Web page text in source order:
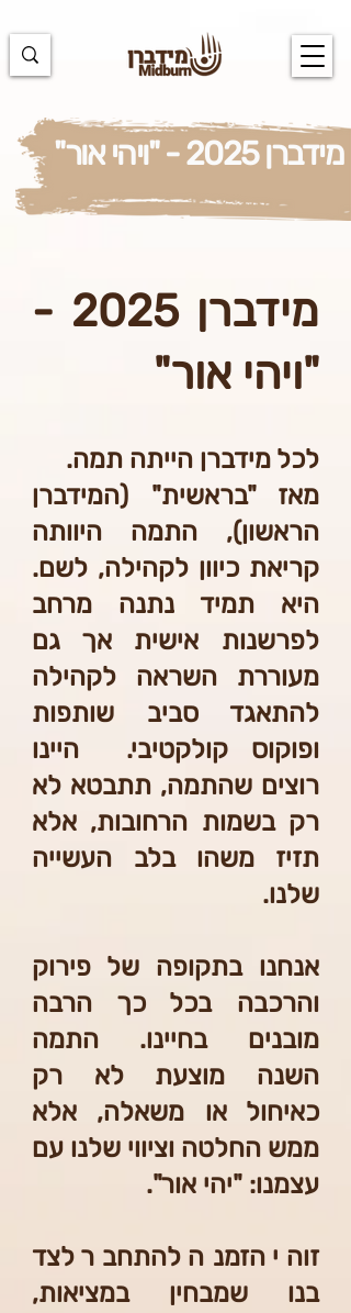
מידברן 2025 - "ויהי אור"
מידברן 2025 -
"ויהי אור"
לכל מידברן הייתה תמה.
מאז "בראשית" (המידברן
הראשון), התמה היוותה
קריאת כיוון לקהילה, לשם.
היא תמיד נתנה מרחב
לפרשנות אישית אך גם
מעוררת השראה לקהילה
להתאגד סביב שותפות
ופוקוס קולקטיבי. היינו
רוצים שהתמה, תתבטא לא
רק בשמות הרחובות, אלא
תזיז משהו בלב העשייה
שלנו.
אנחנו בתקופה של פירוק
והרכבה בכל כך הרבה
מובנים בחיינו. התמה
השנה מוצעת לא רק
כאיחול או משאלה, אלא
ממש החלטה וציווי שלנו עם
עצמנו: "יהי אור".
זוהי הזמנה להתחבר לצד
בנו שמבחין במציאות,